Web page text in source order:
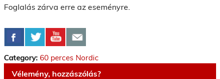
Foglalás zárva erre az eseményre.
Category: 60 perces Nordic
Vélemény, hozzászólás?